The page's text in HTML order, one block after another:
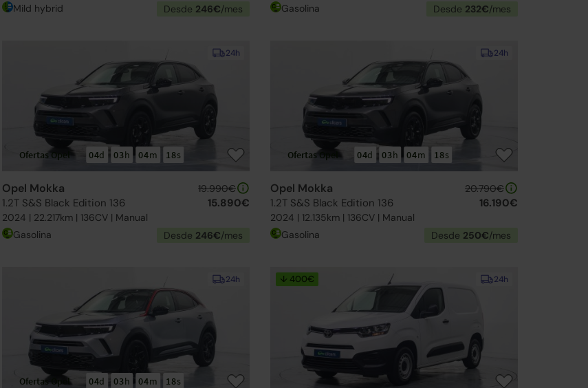
Mild hybrid Desde 246€/mes Gasolina Desde 232€/mes
24h
Ofertas Opel 04d 03h 04m 16s
Opel Mokka
1.2T S&S Black Edition 136
2024 | 22.217km | 136CV | Manual
19.990€
15.890€
Gasolina Desde 246€/mes
24h
Ofertas Opel 04d 03h 04m 16s
Opel Mokka
1.2T S&S Black Edition 136
2024 | 12.135km | 136CV | Manual
20.790€
16.190€
Gasolina Desde 250€/mes
24h
Ofertas Opel 04d 03h 04m 16s
24h
↓ 400€